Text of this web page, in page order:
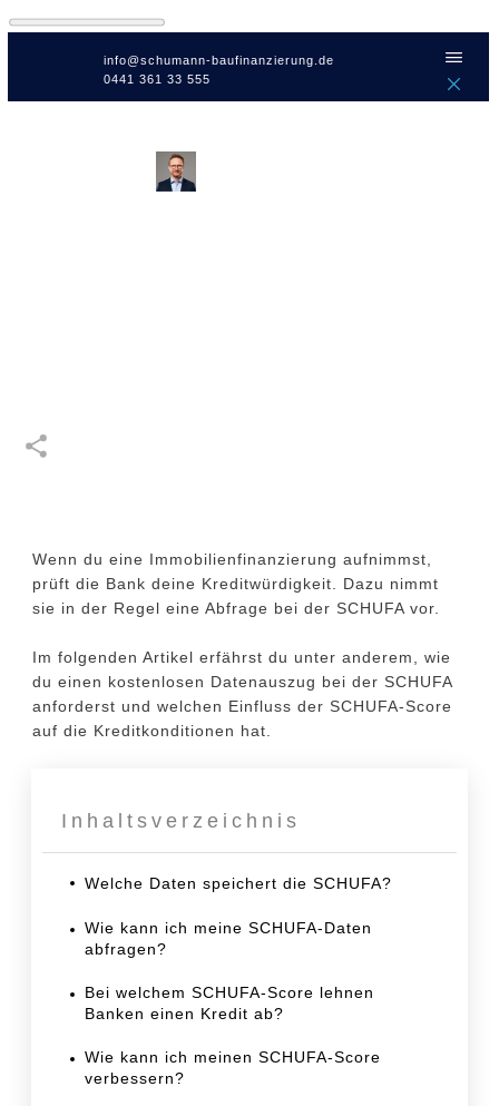
info@schumann-baufinanzierung.de
0441 361 33 555
Wenn du eine Immobilienfinanzierung aufnimmst,
prüft die Bank deine Kreditwürdigkeit. Dazu nimmt
sie in der Regel eine Abfrage bei der SCHUFA vor.
Im folgenden Artikel erfährst du unter anderem, wie
du einen kostenlosen Datenauszug bei der SCHUFA
anforderst und welchen Einfluss der SCHUFA-Score
auf die Kreditkonditionen hat.
Inhaltsverzeichnis
Welche Daten speichert die SCHUFA?
Wie kann ich meine SCHUFA-Daten
abfragen?
Bei welchem SCHUFA-Score lehnen
Banken einen Kredit ab?
Wie kann ich meinen SCHUFA-Score
verbessern?